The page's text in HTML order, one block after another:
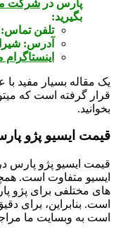
پارس در شرکت
بگیرید:
تلفن تماس:
آدرس:
یک مقاله بسیار مفید با
قرار گرفته است که
بخوانید.
قیمت ایسیو پژو
قیمت ایسیو پژو پارس
ایسیو متفاوت است.
های مختلفی برای پژو
است. بنابراین، برای
است به وبسایت ما